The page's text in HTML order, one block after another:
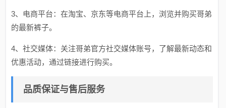
3、电商平台：在淘宝、京东等电商平台上，浏览并购买哥弟
的最新裤子。
4、社交媒体：关注哥弟官方社交媒体账号，了解最新动态和
优惠活动，通过链接进行购买。
品质保证与售后服务